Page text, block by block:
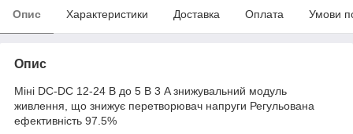
Опис Характеристики Доставка Оплата Умови
Опис
Міні DC-DC 12-24 В до 5 В 3 A знижувальний модуль
живлення, що знижує перетворювач напруги Регульована
ефективність 97.5%